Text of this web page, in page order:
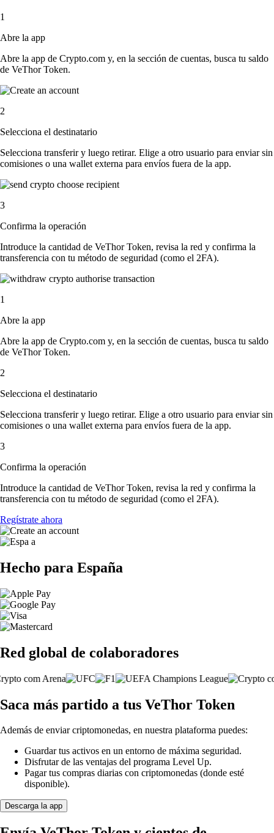
1
Abre la app
Abre la app de Crypto.com y, en la sección de cuentas, busca tu saldo
de VeThor Token.
2
Selecciona el destinatario
Selecciona transferir y luego retirar. Elige a otro usuario para enviar sin
comisiones o una wallet externa para envíos fuera de la app.
3
Confirma la operación
Introduce la cantidad de VeThor Token, revisa la red y confirma la
transferencia con tu método de seguridad (como el 2FA).
1
Abre la app
Abre la app de Crypto.com y, en la sección de cuentas, busca tu saldo
de VeThor Token.
2
Selecciona el destinatario
Selecciona transferir y luego retirar. Elige a otro usuario para enviar sin
comisiones o una wallet externa para envíos fuera de la app.
3
Confirma la operación
Introduce la cantidad de VeThor Token, revisa la red y confirma la
transferencia con tu método de seguridad (como el 2FA).
Regístrate ahora
Hecho para España
Red global de colaboradores
Saca más partido a tus VeThor Token
Además de enviar criptomonedas, en nuestra plataforma puedes:
Guardar tus activos en un entorno de máxima seguridad.
Disfrutar de las ventajas del programa Level Up.
Pagar tus compras diarias con criptomonedas (donde esté
disponible).
Descarga la app